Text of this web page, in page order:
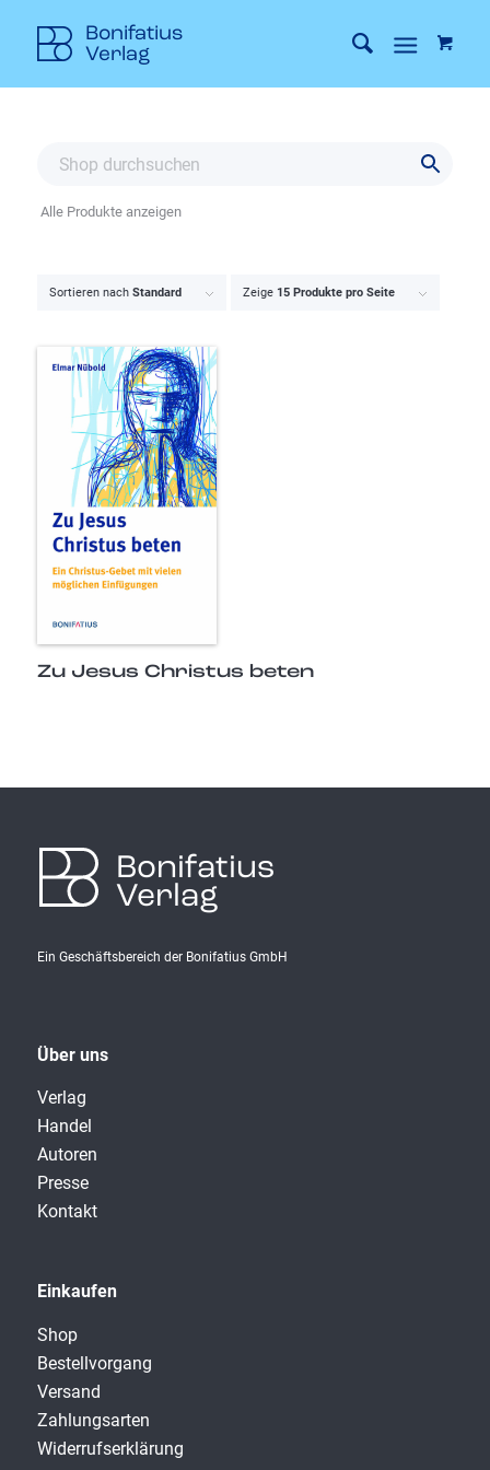
Sortieren nach Standard Zeige 15 Produkte pro Seite
Zu Jesus Christus beten
Alle Produkte anzeigen
Bonifatius
Verlag
Ein Geschäftsbereich der Bonifatius GmbH
Über uns
Verlag
Handel
Autoren
Presse
Kontakt
Einkaufen
Shop
Bestellvorgang
Versand
Zahlungsarten
Widerrufserklärung